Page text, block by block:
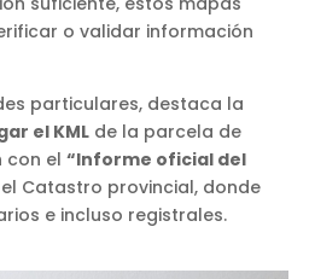
o validar información
particulares, destaca la
el KML de la parcela de
con el“Informe oficial del
Catastro provincial, donde
e incluso registrales.